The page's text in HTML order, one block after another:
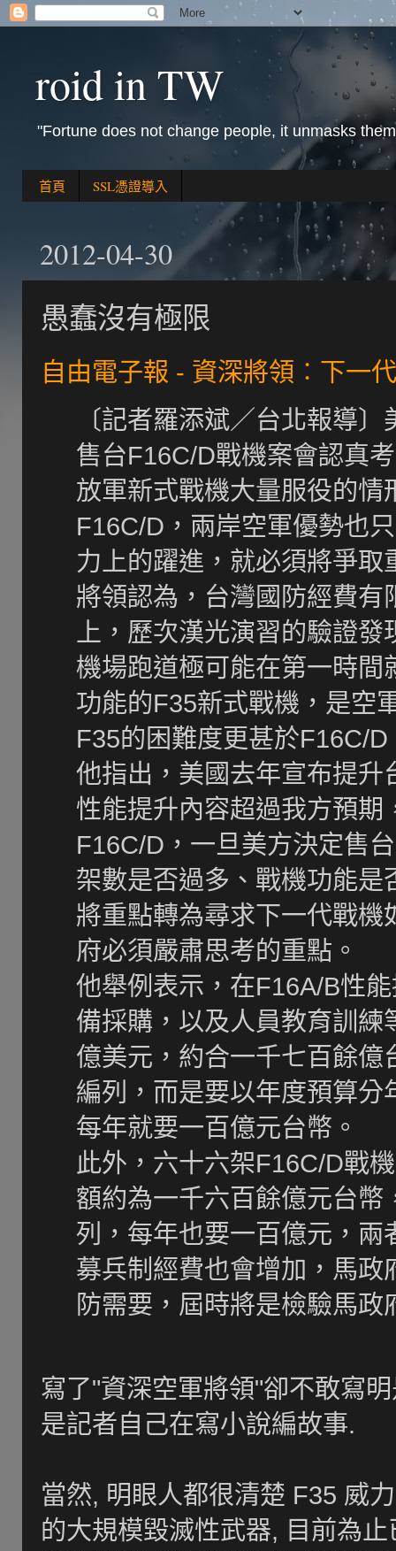
roid in TW
"Fortune does not change people, it unmasks
首頁 SSL憑證導入
2012-04-30
愚蠢沒有極限
自由電子報 - 資深將領︰下一
〔記者羅添斌／台北報導
售台F16C/D戰機案會認真
放軍新式戰機大量服役的
F16C/D，兩岸空軍優勢也
力上的躍進，就必須將爭
將領認為，台灣國防經費
上，歷次漢光演習的驗證
機場跑道極可能在第一時
功能的F35新式戰機，是空
F35的困難度更甚於F16C/
他指出，美國去年宣布提升
性能提升內容超過我方預
F16C/D，一旦美方決定售
架數是否過多、戰機功能
將重點轉為尋求下一代戰
府必須嚴肅思考的重點。
他舉例表示，在F16A/B性
備採購，以及人員教育訓
億美元，約合一千七百餘
編列，而是要以年度預算
每年就要一百億元台幣。
此外，六十六架F16C/D戰
額約為一千六百餘億元台
列，每年也要一百億元，
募兵制經費也會增加，馬
防需要，屆時將是檢驗馬政
寫了"資深空軍將領"卻不敢寫
是記者自己在寫小說編故事.
當然, 明眼人都很清楚 F35 威
的大規模毀滅性武器, 目前為